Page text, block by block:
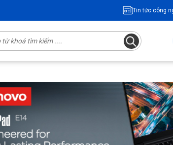
Tin tức công